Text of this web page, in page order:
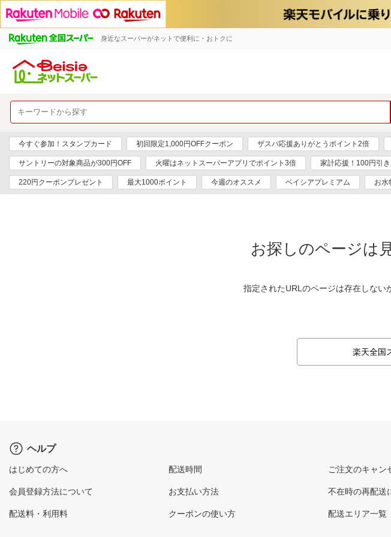
身近なスーパーがネットで便利に・おトクに
今すぐ参加！スタンプカード 初回限定1,000円OFFクーポン ザスパ応援ありがとうポイント2倍
サントリーの対象商品が300円OFF 火曜はネットスーパーアプリでポイント3倍 家計応援！100円引
220円クーポンプレゼント 最大1000ポイント 今週のオススメ ベイシアプレミアム お水
お探しのページは
指定されたURLのページは存在しない
楽天全国
ヘルプ
はじめての方へ
会員登録方法について
配送料・利用料
配送時間
お支払い方法
クーポンの使い方
ご注文のキャン
不在時の再配送
配送エリア一覧